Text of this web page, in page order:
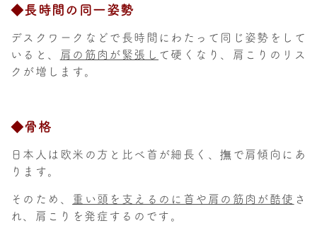
◆長時間の同一姿勢
デスクワークなどで長時間にわたって同じ姿勢をして
いると、
肩の筋肉が緊張し て硬くなり、肩こりのリス
クが増します。
◆骨格
日本人は欧米の方と比べ首が細長く、撫で肩傾向にあ
ります。
そのため、 重い頭を支えるのに首や肩の筋肉が酷使 さ
れ、肩こりを発症するのです。